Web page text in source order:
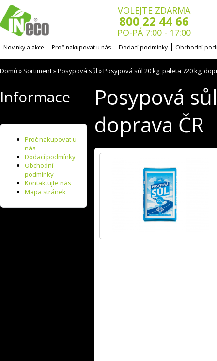
VOLEJTE ZDARMA
800 22 44 66
PO-PÁ 7:00 - 17:00
Novinky a akce Proč nakupovat u nás Dodací podmínky Obchodní
Domů » Sortiment»Posypová sůl »Posypová sůl 20 kg, paleta 720 kg,
Informace
Proč nakupovat u
nás
Dodací podmínky
Obchodní
podmínky
Kontaktujte nás
Mapa stránek
Posypová
doprava ČR